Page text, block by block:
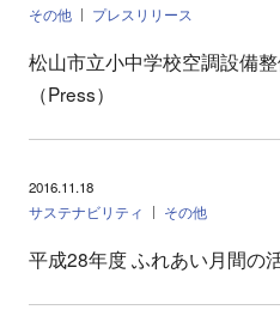
その他
プレスリリース
松山市立小中学校空調設備
（Press）
2016.11.18
サステナビリティ
その他
平成28年度 ふれあい月間の